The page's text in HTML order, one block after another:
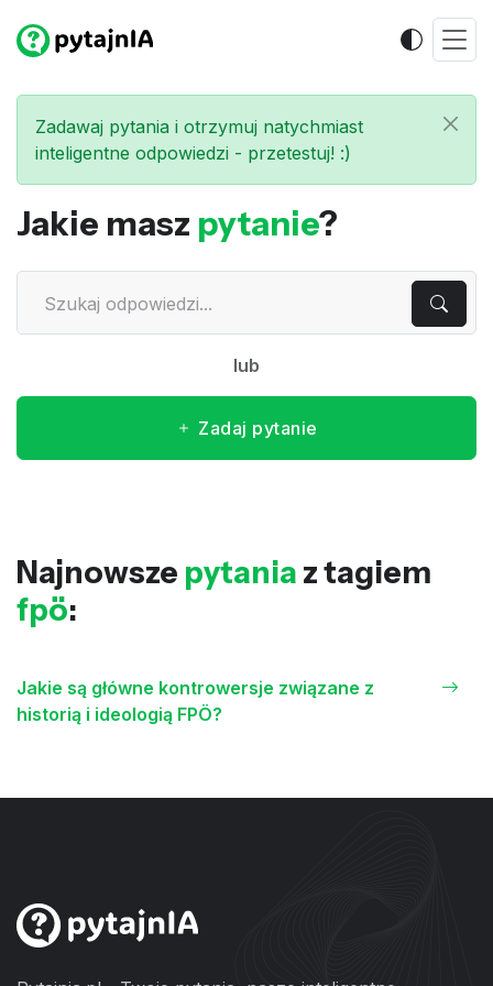
Zadawaj pytania i otrzymuj natychmiast
inteligentne odpowiedzi - przetestuj! :)
Jakie masz pytanie?
lub
Zadaj pytanie
Najnowsze pytania z tagiem
fpö:
Jakie są główne kontrowersje związane z
historią i ideologią FPÖ?